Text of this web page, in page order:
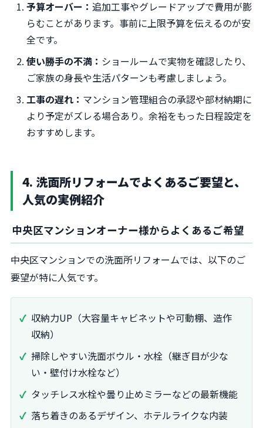
予算オーバー：追加工事やグレードアップで費用が膨
らむことがあります。事前に上限予算を伝えるのが安
全です。
使い勝手の不満： ショールームで実物を確認したり、
ご家族の身長や生活パターンも考慮しましょう。
工事の遅れ： マンション管理組合の承認や部材納期に
より予定がズレる場合あり。余裕をもった日程設定を
おすすめします。
4. 洗面所リフォームでよくあるご要望と、
人気の実例紹介
中央区マンションオーナー様からよくあるご希望
中央区マンションでの洗面所リフォームでは、以下のご
要望が特に人気です。
収納力UP（大容量キャビネットや可動棚、造作
収納）
掃除しやすい洗面ボウル・水栓（継ぎ目が少な
い・壁付け水栓など）
タッチレス水栓や曇り止めミラーなどの最新機能
落ち着きのあるデザイン、ホテルライクな内装